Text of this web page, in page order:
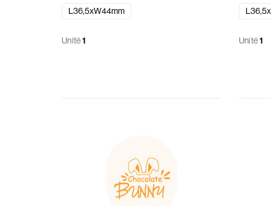
EtiquetteL36,5xW44mm
Unité1 Unité1